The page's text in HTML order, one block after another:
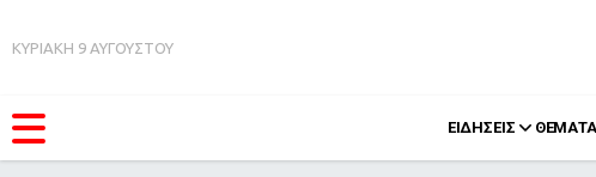
ΚΥΡΙΑΚΗ 9 ΑΥΓΟΥΣΤΟΥ
ΕΙΔΗΣΕΙΣ ΘΕΜΑΤΑ